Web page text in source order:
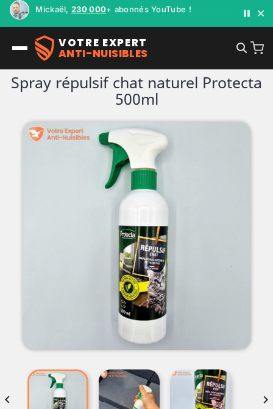
Mickaël, 230 000+ abonnés YouTube !
VOTRE EXPERT
ANTI-NUISIBLES
Spray répulsif chat naturel Protecta
500ml
 